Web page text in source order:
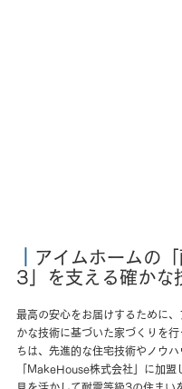
アイムホームの
3」を支える確かな
最高の安心をお届けするために
かな技術に基づいた家づくりを
ちは、先進的な住宅技術やノウハ
「MakeHouse株式会社」に加盟